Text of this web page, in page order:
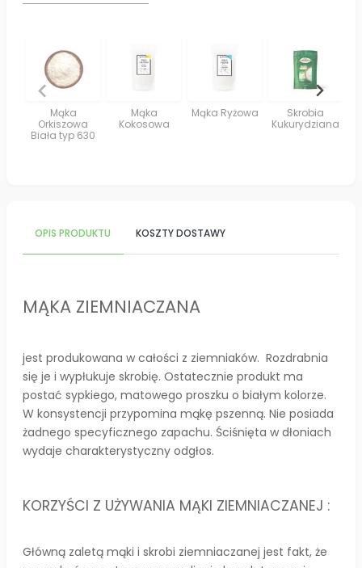
Mąka
Orkiszowa
Biała typ 630
Mąka
Kokosowa
Mąka Ryżowa
Skrobia
Kukurydziana
OPIS PRODUKTU KOSZTY DOSTAWY
MĄKA ZIEMNIACZANA
jest produkowana w całości z ziemniaków. Rozdrabnia
się je i wypłukuje skrobię. Ostatecznie produkt ma
postać sypkiego, matowego proszku o białym kolorze.
W konsystencji przypomina mąkę pszenną. Nie posiada
żadnego specyficznego zapachu. Ściśnięta w dłoniach
wydaje charakterystyczny odgłos.
KORZYŚCI Z UŻYWANIA MĄKI ZIEMNIACZANEJ :
Główną zaletą mąki i skrobi ziemniaczanej jest fakt, że